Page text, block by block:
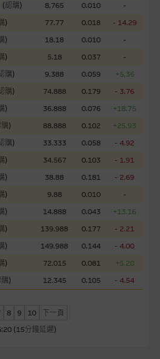
(認購) 8.765 0.010
-
) 77.77 0.018
- 14.29
) 18.18 0.010
-
) 5.18 0.037
-
購) 9.388 0.059
+5.36
購) 74.888 0.179
- 3.76
) 36.888 0.076
+18.75
) 88.888 0.102
+25.93
購) 33.333 0.058
- 4.92
) 34.567 0.103
- 1.91
) 38.88 0.181
- 2.69
) 9.88 0.010
-
) 14.888 0.043
+13.16
) 139.988 0.177
- 2.21
) 149.988 0.144
- 4.00
) 72.015 0.081
+5.20
) 12.345 0.105 - 4.54
8 9 10
下一頁
(15分鐘延遲)
網站，但麥格理集團並非授權網站瀏
應用
軟件程式屬於第三者的產品。閣下使
須自負全責。此等軟件的使用，可能
約束。
麥格理集團概不承擔經由本網站使用
於第三者)而引起的責任。麥格理集
聲明，也不提供任何保證，特別是在
負責經由本網站使用或下載任何軟
現電腦病毒或任何其他後果所導致
文件
證及/或牛熊證而言，認股證及/或牛
件內。該等文件之英文版及中譯版見